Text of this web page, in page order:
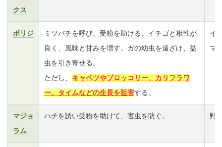
クス
ボリジ
ミツバチを呼び、受粉を助ける。イチゴと相性が
良く、風味と甘みを増す。ガの幼虫を遠ざけ、益
虫を引き寄せる。
ただし、 キャベツやブロッコリー、カリフラワ
ー、タイムなどの生長を阻害する。
イ
マ
マジョ
ラム
ハチを誘い受粉を助けて、害虫を防ぐ。 野